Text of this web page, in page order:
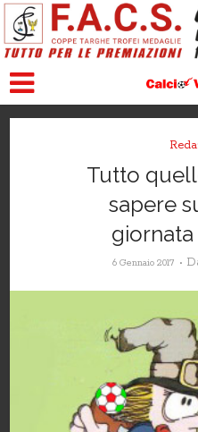
Tutto
sapere
6 Gennaio 2017